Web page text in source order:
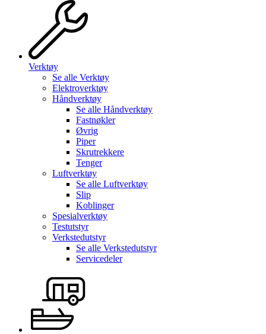
Verktøy
Se alle Verktøy
Elektroverktøy
Håndverktøy
Se alle Håndverktøy
Fastnøkler
Øvrig
Piper
Skrutrekkere
Tenger
Luftverktøy
Se alle Luftverktøy
Slip
Koblinger
Spesialverktøy
Testutstyr
Verkstedutstyr
Se alle Verkstedutstyr
Servicedeler